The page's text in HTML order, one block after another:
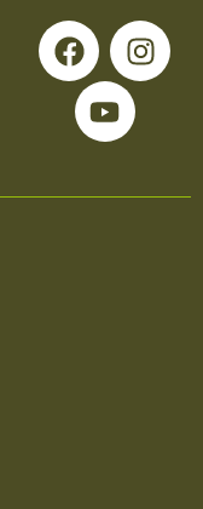
F
a
c
e
o
I
n
s
g
Y
o
u
t
u
b